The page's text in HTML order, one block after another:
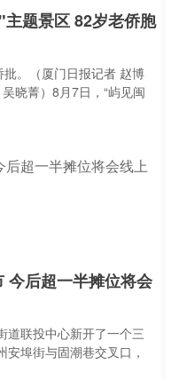
题景区 82岁老侨胞
批。（厦门日报记者 赵博
晓菁）8月7日，“屿见闽
今后超一半摊位将会
道联投中心新开了一个三
埠街与固潮巷交叉口，